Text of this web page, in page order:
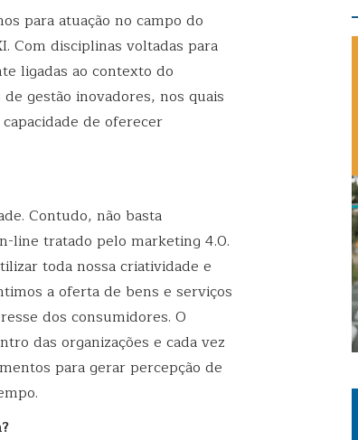
para atuação no campo do
Com disciplinas voltadas para
ligadas ao contexto do
gestão inovadores, nos quais
de oferecer
Contudo, não basta
line tratado pelo marketing 4.0.
toda nossa criatividade e
a oferta de bens e serviços
dos consumidores. O
das organizações e cada vez
para gerar percepção de